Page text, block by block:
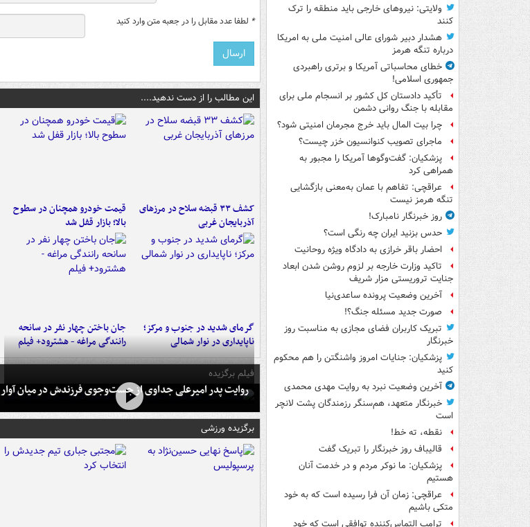
ولایتی: نیروهای خارجی باید منطقه را ترک
کنند
هشدار دبیر شورای عالی امنیت ملی به امریکا
درباره تنگه هرمز
خطای محاسباتی آمریکا و برتری راهبردی
جمهوری اسلامی!
تأکید دادستان کل کشور بر انسجام ملی برای
مقابله با جنگ روانی دشمن
چرا بیت المال باید خرج مجرمان امنیتی شود؟
ماجرای تصویب کنوانسیون خزر چیست؟
پزشکیان: گفت‌وگوها آمریکا را مجبور به
همراهی کرد
عراقچی: تفاهم با عمان به‌معنی بازگشایی
تنگه هرمز نیست
روز خبرنگار نامبارک!
حدس بزنید ایران چه رنگی است؟
احضار باقر خرازی به دادگاه ویژه روحانیت
تاکید وزارت خارجه بر لزوم روشن شدن ابعاد
جنایت تروریستی مزار شریف
آخرین وضعیت پرونده ساعدی‌نیا
صورت جدید مسئله جنگ؟!
تبریک کاربران فضای مجازی به مناسبت روز
خبرنگار
پزشکیان: جنایات امروز واشنگتن را هم محکوم
کنید
آخرین وضعیت نبرد به روایت مهدی محمدی
خبرنگار متعهد، هم‌سنگر رزمندگان پشت لانچر
است
نقطه، ته خط!
قالیباف روز خبرنگار را تبریک گفت
پزشکیان: ما نوکر مردم و در خدمت آنان
هستیم
عراقچی: زمان آن فرا رسیده است که به خود
متکی باشیم
ترامپ التماس‌کننده توافقی است که خود
* لطفا عدد مقابل را در جعبه متن وارد کنید
این مطالب را از دست ندهید....
کشف ۳۳ قبضه سلاح در مرزهای
آذربایجان غربی
قیمت خودرو همچنان در سطوح
بالا؛ بازار قفل شد
گرمای شدید در جنوب و مرکز؛
ناپایداری در نوار شمالی
جان باختن چهار نفر در سانحه
رانندگی مراغه - هشترود+ فیلم
فیلم برگزیده
روایت پدر امیرعلی جداوی از جست‌وجوی فرزندش در میان آوار
برگزیده ورزشی